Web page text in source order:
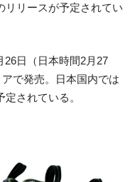
リリースが予定されてい
26日（日本時間2月27
で発売。日本国内では
されている。